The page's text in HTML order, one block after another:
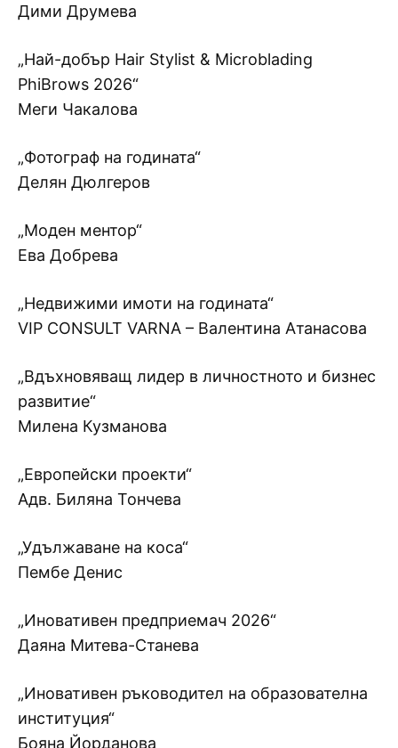
Дими Друмева
„Най-добър Hair Stylist & Microblading
PhiBrows 2026“
Меги Чакалова
„Фотограф на годината“
Делян Дюлгеров
„Моден ментор“
Ева Добрева
„Недвижими имоти на годината“
VIP CONSULT VARNA – Валентина Атанасова
„Вдъхновяващ лидер в личностното и бизнес
развитие“
Милена Кузманова
„Европейски проекти“
Адв. Биляна Тончева
„Удължаване на коса“
Пембе Денис
„Иновативен предприемач 2026“
Даяна Митева-Станева
„Иновативен ръководител на образователна
институция“
Бояна Йорданова